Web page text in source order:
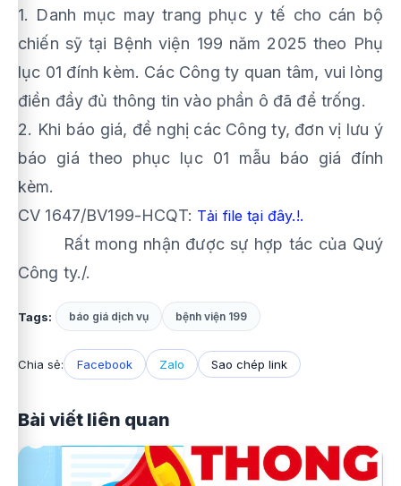
1. Danh mục may trang phục y tế cho cán bộ
chiến sỹ tại Bệnh viện 199 năm 2025 theo Phụ
lục 01 đính kèm. Các Công ty quan tâm, vui lòng
điền đầy đủ thông tin vào phần ô đã để trống.
2. Khi báo giá, đề nghị các Công ty, đơn vị lưu ý
báo giá theo phục lục 01 mẫu báo giá đính
kèm.
CV 1647/BV199-HCQT: Tải file tại đây.!.
Rất mong nhận được sự hợp tác của Quý
Công ty./.
Tags: báo giá dịch vụ bệnh viện 199
Chia sẻ: Facebook Zalo Sao chép link
Bài viết liên quan